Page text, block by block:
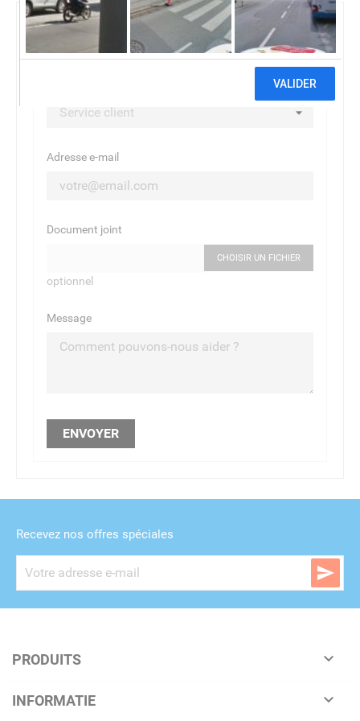
CONTACTEZ-NOUS
Adresse e-mail
Document joint
CHOISIR UN FICHIER
optionnel
Message
Recevez nos offres spéciales

PRODUITS 
INFORMATIE 